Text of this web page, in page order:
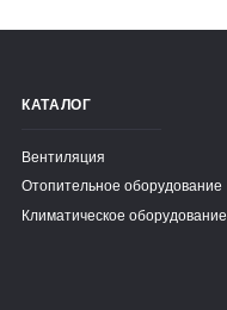
КАТАЛОГ
Вентиляция
Отопительное оборудование
Климатическое оборудование